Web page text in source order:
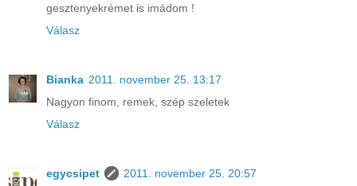
gesztenyekrémet is imádom !
Válasz
Bianka 2011. november 25. 13:17
Nagyon finom, remek, szép szeletek
Válasz
egycsipet
2011. november 25. 20:57